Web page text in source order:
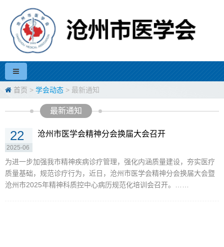
首页 > 学会动态 > 最新通知
最新通知
22
2025-06
沧州市医学会精神分会换届大会召开
为进一步加强我市精神疾病诊疗管理，强化内涵质量建设，夯实医疗
质量基础，规范诊疗行为，近日，沧州市医学会精神分会换届大会暨
沧州市2025年精神科质控中心病历规范化培训会召开。……